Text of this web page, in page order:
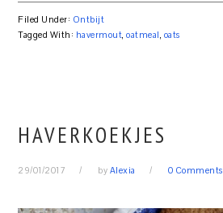
Filed Under: Ontbijt
Tagged With: havermout ,oatmeal oats
HAVERKOEKJES
29/01/2017 by Alexia 0 Comments